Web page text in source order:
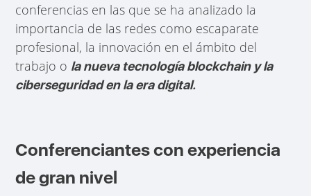
conferencias en las que se ha analizado la
importancia de las redes como escaparate
profesional, la innovación en el ámbito del
trabajo o la nueva tecnología blockchain y la
ciberseguridad en la era digital.
Conferenciantes con experiencia
de gran nivel